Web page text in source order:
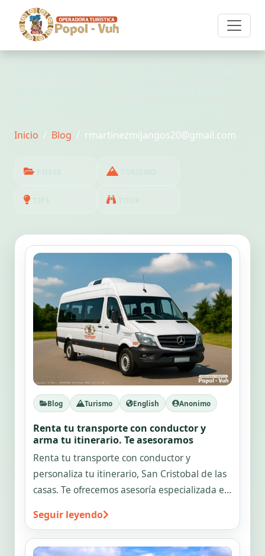
Inicio Blog rmartinezmijangos20@gmail.com
Blog Turismo English Anonimo
Renta tu transporte con conductor y
arma tu itinerario. Te asesoramos
Renta tu transporte con conductor y
personaliza tu itinerario, San Cristobal de las
casas. Te ofrecemos asesoría especializada en
Seguir leyendo